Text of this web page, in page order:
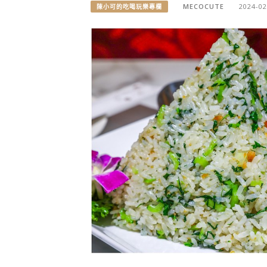
陳小可的吃喝玩樂專欄 MECOCUTE 2024-